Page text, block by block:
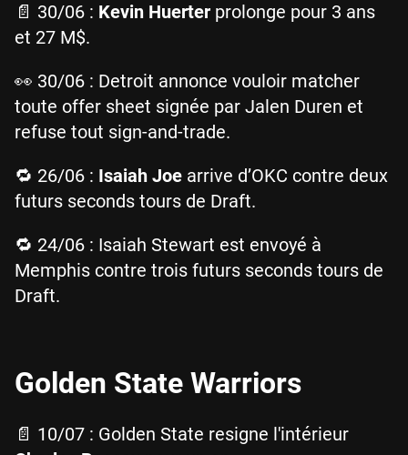
📄 30/06 : Kevin Huerter prolonge pour 3 ans
et 27 M$.
👀 30/06 : Detroit annonce vouloir matcher
toute offer sheet signée par Jalen Duren et
refuse tout sign-and-trade.
🔁 26/06 : Isaiah Joe arrive d’OKC contre deux
futurs seconds tours de Draft.
🔁 24/06 : Isaiah Stewart est envoyé à
Memphis contre trois futurs seconds tours de
Draft.
Golden State Warriors
📄 10/07 : Golden State resigne l'intérieur